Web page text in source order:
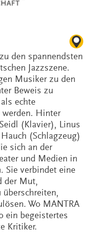
den spannendsten
Jazzszene.
Musiker zu den
Beweis zu
echte
werden. Hinter
(Klavier), Linus
(Schlagzeug)
sich an der
und Medien in
Sie verbindet eine
der Mut,
überschreiten,
Wo MANTRA
ein begeistertes
Kritiker.